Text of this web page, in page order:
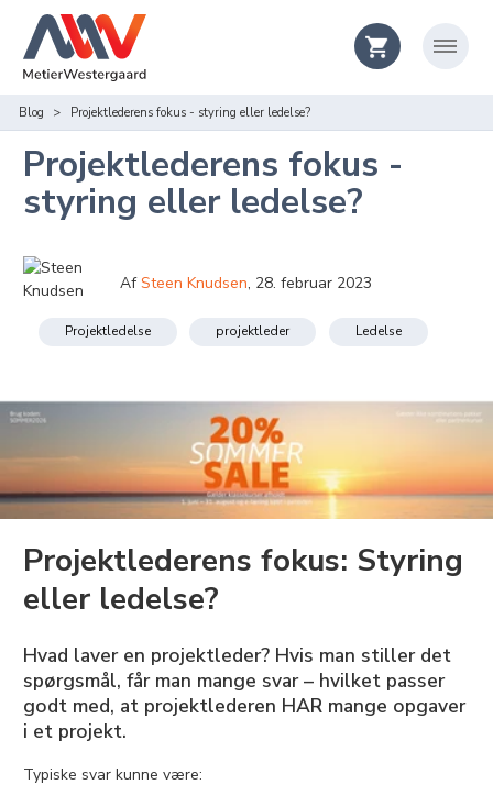
Blog Projektlederens fokus - styring eller ledelse?
Projektlederens fokus -
styring eller ledelse?
AfSteen Knudsen, 28. februar 2023
Projektledelse projektleder Ledelse
Projektlederens fokus: Styring
eller ledelse?
Hvad laver en projektleder? Hvis man stiller det
spørgsmål, får man mange svar – hvilket passer
godt med, at projektlederen HAR mange opgaver
i et projekt.
Typiske svar kunne være: